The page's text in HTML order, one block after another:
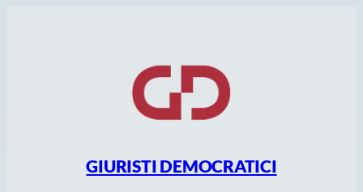
GIURISTI DEMOCRATICI